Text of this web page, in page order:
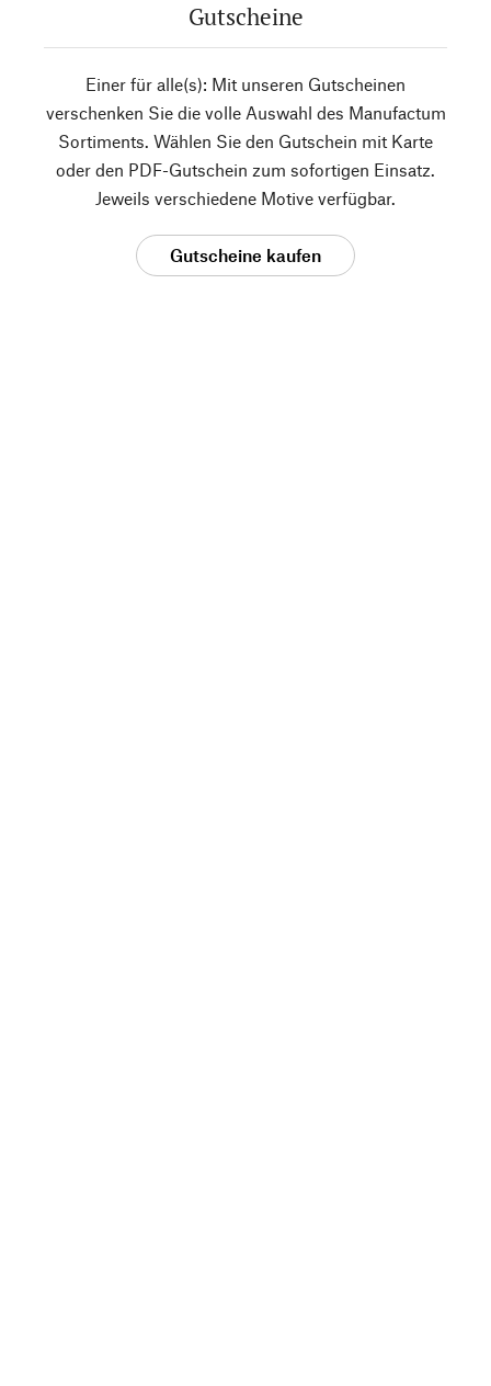
Gutscheine
Einer für alle(s): Mit unseren Gutscheinen
verschenken Sie die volle Auswahl des Manufactum
Sortiments. Wählen Sie den Gutschein mit Karte
oder den PDF-Gutschein zum sofortigen Einsatz.
Jeweils verschiedene Motive verfügbar.
Gutscheine kaufen